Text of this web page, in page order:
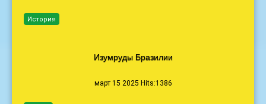
Изумруды Бразилии
март 15 2025 Hits:1386
История